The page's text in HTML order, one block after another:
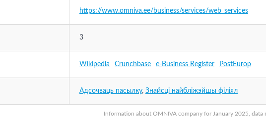
Information about OMNIVA company for January 2025, data
https://www.omniva.ee/business/services/web_services
3
Wikipedia Crunchbase e-Business Register PostEurop
Адсочваць пасылку, Знайсці найбліжэйшы філіял